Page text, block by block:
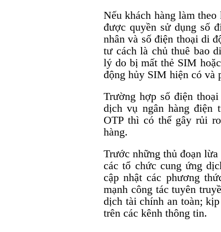
Nếu khách hàng làm
được quyền sử dụng số
nhân và số điện thoại di
tư cách là chủ thuê bao
lý do bị mất thẻ SIM
động hủy SIM hiện có và
Trường hợp số điện
dịch vụ ngân hàng điện
OTP thì có thể gây rủi
hàng.
Trước những thủ đoạn
các tổ chức cung ứng
cập nhật các phương
mạnh công tác tuyên
dịch tài chính an toàn;
trên các kênh thông tin.